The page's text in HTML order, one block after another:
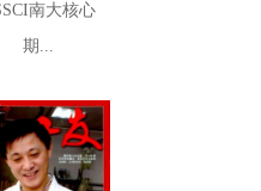
南大核心
期...